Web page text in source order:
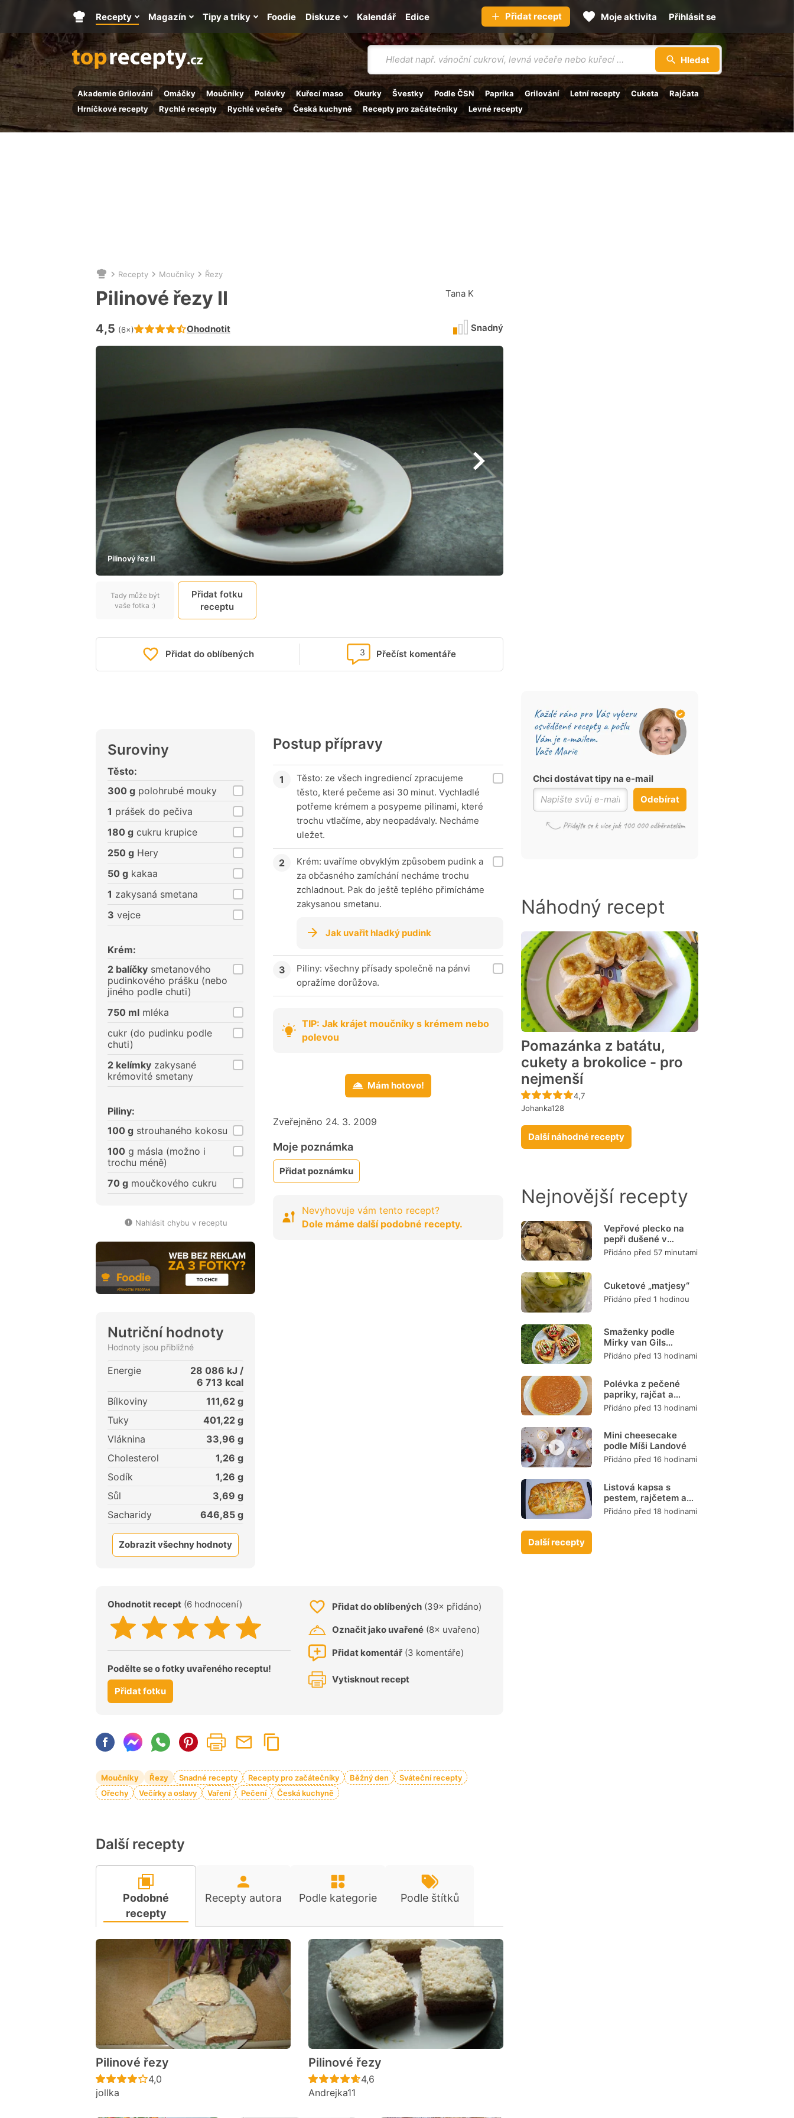
Vyhledávání
Hledat
Akademie Grilování Omáčky Moučníky Polévky Kuřecí maso Okurky Švestky Podle ČSN Paprika Grilování Letní recepty Cuketa
Rajčata
Hrníčkové recepty
Rychlé recepty Rychlé večeře Česká kuchyně Recepty pro začátečníky Levné recepty
Hlavní
stránka
Recepty Magazín Tipy a triky Kalendář
Foodie Diskuze Edice Přidat recept Moje aktivita Přihlásit se
Nacházíte
se
zde:
Recepty Moučníky Řezy
Pilinové řezy II
Hodnocení receptu je
4,5 (6×) Ohodnotit
Tana K
Snadný
Pilinový řez II
Tady může být
vaše fotka :)
Přidat fotku
receptu
Přidat do oblíbených Přečíst komentáře
3
Suroviny
Těsto:
300 g polohrubé mouky
1 prášek do pečiva
180 g cukru krupice
250 g Hery
50 g kakaa
1 zakysaná smetana
3 vejce
Krém:
2 balíčky smetanového
pudinkového prášku (nebo
jiného podle chuti)
750 ml mléka
cukr (do pudinku podle
chuti)
2 kelímky zakysané
krémovité smetany
Piliny:
100 g strouhaného kokosu
100 g másla (možno i
trochu méně)
70 g moučkového cukru
Nahlásit chybu v receptu
Nutriční hodnoty
Hodnoty jsou přibližné
Energie 28 086 kJ /
6 713 kcal
Bílkoviny
111,62 g
Tuky
401,22 g
Vláknina
33,96 g
Cholesterol
1,26 g
Sodík
1,26 g
Sůl
3,69 g
Sacharidy
646,85 g
Zobrazit všechny hodnoty
Postup přípravy
Těsto: ze všech ingrediencí zpracujeme
těsto, které pečeme asi 30 minut. Vychladlé
potřeme krémem a posypeme pilinami, které
trochu vtlačíme, aby neopadávaly. Necháme
uležet.
Krém: uvaříme obvyklým způsobem pudink a
za občasného zamíchání necháme trochu
zchladnout. Pak do ještě teplého přimícháme
zakysanou smetanu.
Jak uvařit hladký pudink
Piliny: všechny přísady společně na pánvi
opražíme dorůžova.
TIP: Jak krájet moučníky s krémem nebo
polevou
Mám hotovo!
Zveřejněno 24. 3. 2009
Moje poznámka
Přidat poznámku
Nevyhovuje vám tento recept?
Dole máme další podobné recepty.
Ohodnotit recept (6 hodnocení)
Podělte se o fotky uvařeného receptu!
Přidat fotku
Přidat do oblíbených (39× přidáno)
Označit jako uvařené (8× uvařeno)
Přidat komentář (3 komentáře)
Vytisknout recept
Moučníky Řezy Snadné recepty Recepty pro začátečníky Běžný den
Sváteční recepty
Ořechy
Večírky a oslavy Vaření Pečení Česká kuchyně
Další recepty
Podobné
recepty
Recepty autora Podle kategorie Podle štítků
Pilinové řezy
Recept ještě nebyl hodnocen
4,0
jollka
Pilinové řezy
Recept ještě nebyl hodnocen
4,6
Andrejka11
Chci dostávat tipy na e-mail
Odebírat
Náhodný recept
Pomazánka z batátu,
cukety a brokolice - pro
nejmenší
Recept ještě nebyl hodnocen
4,7
Johanka128
Další náhodné recepty
Nejnovější recepty
Vepřové plecko na
pepři dušené v
remosce
Přidáno před 57 minutami
Cuketové „matjesy“
Přidáno před 1 hodinou
Smaženky podle
Mirky van Gils
Slavíkové
Přidáno před 13 hodinami
Polévka z pečené
papriky, rajčat a
mrkve
Přidáno před 13 hodinami
Mini cheesecake
podle Míši Landové
Přidáno před 16 hodinami
Listová kapsa s
pestem, rajčetem a
mozzarellou
Přidáno před 18 hodinami
Další recepty